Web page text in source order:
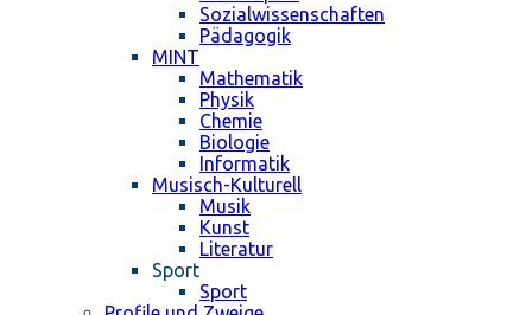
Sozialwissenschaften
Pädagogik
MINT
Mathematik
Physik
Chemie
Biologie
Informatik
Musisch-Kulturell
Musik
Kunst
Literatur
Sport
Sport